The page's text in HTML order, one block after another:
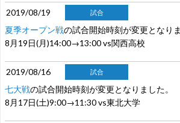
2019/08/19 試合
夏季オープン戦の試合開始時刻が変更となりま
8月19日(月)14:00→13:00 vs関西高校
2019/08/16 試合
七大戦の試合開始時刻が変更となりました。
8月17日(土)9:00→11:30 vs東北大学